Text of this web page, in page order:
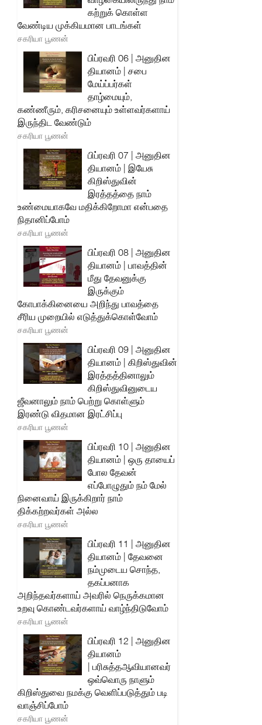
கற்றுக் கொள்ள
வேண்டிய முக்கியமான பாடங்கள்
சகரியா பூணன்
பிப்ரவரி 06 | அனுதின
தியானம் | சபை
மேய்ப்பர்கள்
தாழ்மையும்,
கண்ணீரும், கரிசனையும் உள்ளவர்களாய்
இருந்திட வேண்டும்
சகரியா பூணன்
பிப்ரவரி 07 | அனுதின
தியானம் | இயேசு
கிறிஸ்துவின்
இரத்தத்தை நாம்
உண்மையாகவே மதிக்கிறோமா என்பதை
நிதானிப்போம்
சகரியா பூணன்
பிப்ரவரி 08 | அனுதின
தியானம் | பாவத்தின்
மீது தேவனுக்கு
இருக்கும்
கோபாக்கினையை அறிந்து பாவத்தை
சீரிய முறையில் எடுத்துக்கொள்வோம்
சகரியா பூணன்
பிப்ரவரி 09 | அனுதின
தியானம் | கிறிஸ்துவின்
இரத்தத்தினாலும்
கிறிஸ்துவினுடைய
ஜீவனாலும் நாம் பெற்று கொள்ளும்
இரண்டு விதமான இரட்சிப்பு
சகரியா பூணன்
பிப்ரவரி 10 | அனுதின
தியானம் | ஒரு தாயைப்
போல தேவன்
எப்போழுதும் நம் மேல்
நினைவாய் இருக்கிறார் நாம்
திக்கற்றவர்கள் அல்ல
சகரியா பூணன்
பிப்ரவரி 11 | அனுதின
தியானம் | தேவனை
நம்முடைய சொந்த,
தகப்பனாக
அறிந்தவர்களாய் அவரில் நெருக்கமான
உறவு கொண்டவர்களாய் வாழ்ந்திடுவோம்
சகரியா பூணன்
பிப்ரவரி 12 | அனுதின
தியானம்
| பரிசுத்தஆவியானவர்
ஒவ்வொரு நாளும்
கிறிஸ்துவை நமக்கு வெளிப்படுத்தும் படி
வாஞ்சிப்போம்
சகரியா பூணன்